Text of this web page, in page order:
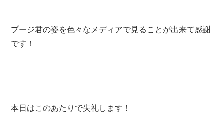
プージ君の姿を色々なメディアで見ることが出来て感謝
です！
本日はこのあたりで失礼します！